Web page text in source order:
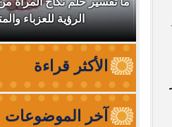
الرؤية للعزباء
الأكثر قراءة
آخر الموضوعات